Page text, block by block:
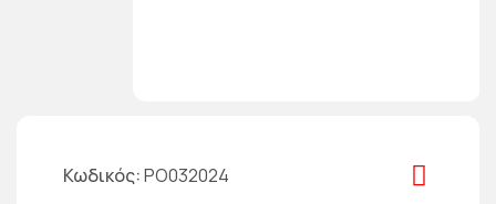
Κωδικός PO032024